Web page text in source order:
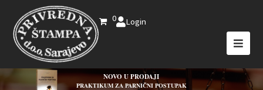
0 Login
NOVO U PRODAJI
PRAKTIKUM ZA PARNIČNI POSTUPAK